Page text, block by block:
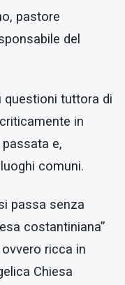
pastore
del
questioni tuttora di
in
e,
comuni.
passa senza
costantiniana”
ricca in
Chiesa